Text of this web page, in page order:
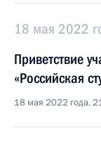
18 мая 2022
Приветствие
«Российская
18 мая 2022 года,